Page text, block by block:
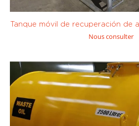
Sur mesure
Tanque móvil de recuperación de
Nous consulter